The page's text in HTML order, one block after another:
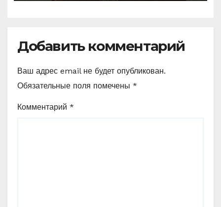
Добавить комментарий
Ваш адрес email не будет опубликован.
Обязательные поля помечены *
Комментарий *